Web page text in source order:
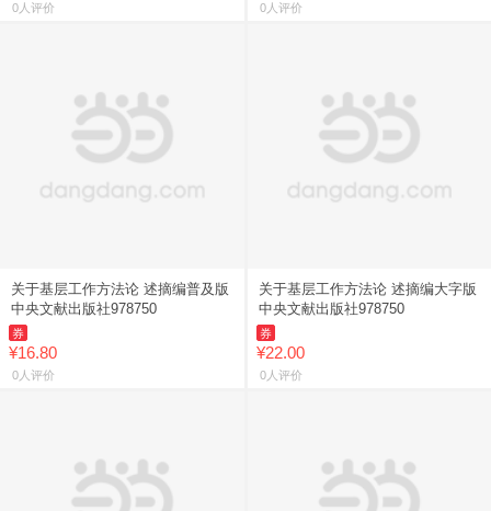
0人评价 0人评价
关于基层工作方法论 述摘编普及版
中央文献出版社978750
券
¥16.80
0人评价
关于基层工作方法论 述摘编大字版
中央文献出版社978750
券
¥22.00
0人评价